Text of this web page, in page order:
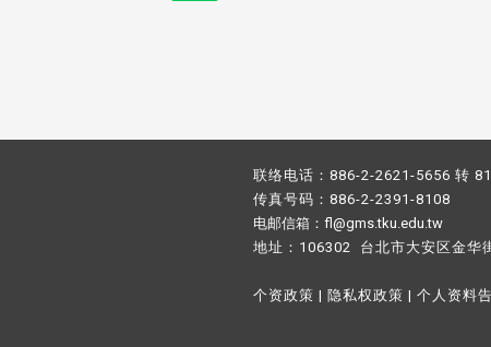
联络电话：886-2-2621-5656 转
传真号码：886-2-2391-8108
电邮信箱：fl@gms.tku.edu.tw
地址：106302 台北市大安区金华
个资政策 | 隐私权政策 | 个人资料